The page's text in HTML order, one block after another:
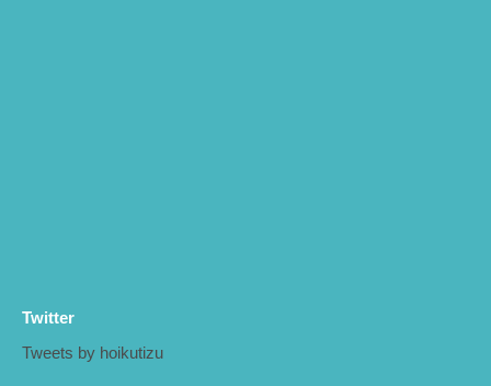
Twitter
Tweets by hoikutizu